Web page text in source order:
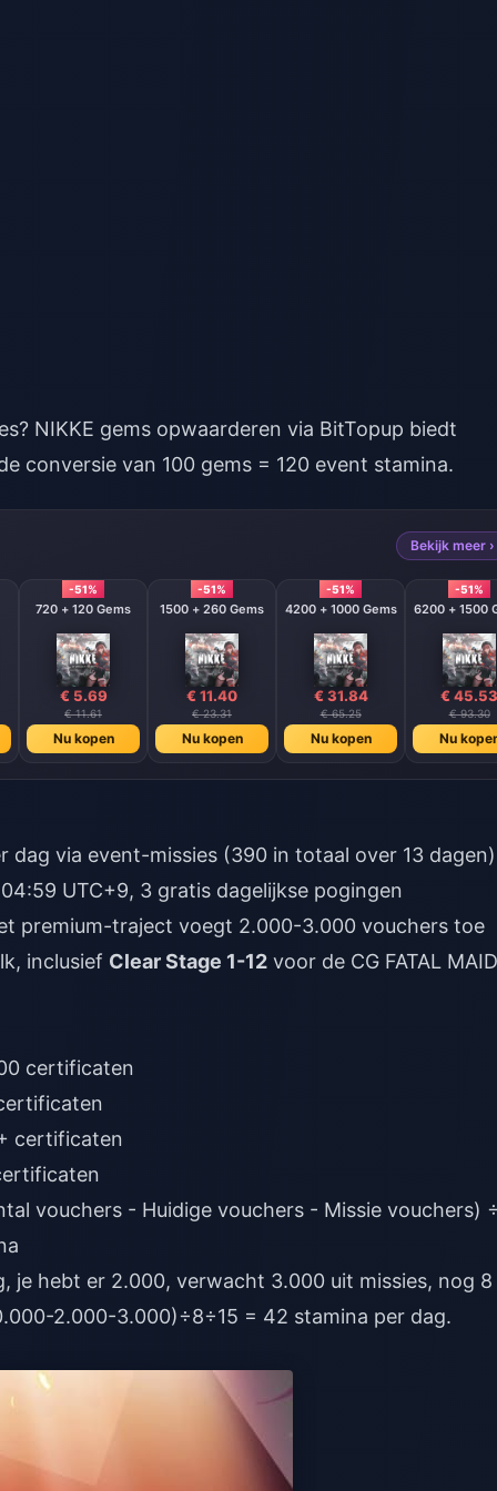
NIKKE gems opwaarderen via BitTopup biedt
conversie van 100 gems = 120 event stamina.
Bekijk meer ›
-51%
720 + 120 Gems
€ 5.69
€ 11.61
Nu kopen
-51%
1500 + 260 Gems
€ 11.40
€ 23.31
Nu kopen
-51%
4200 + 1000 Gems
€ 31.84
€ 65.25
Nu kopen
-51%
6200 + 1500
€ 45.53
€ 93.30
Nu
inclusief Clear Stage 1-12 voor de CG FATAL MAID
vouchers - Huidige vouchers - Missie vouchers)
je hebt er 2.000, verwacht 3.000 uit missies, nog 8
2.000-3.000)÷8÷15 = 42 stamina per dag.